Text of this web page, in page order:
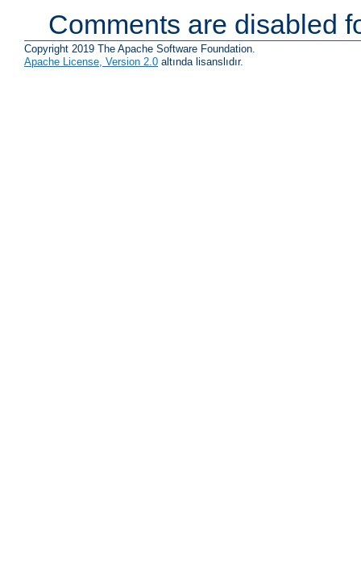
Comments are disabled
Copyright 2019 The Apache Software Foundation.
Apache License, Version 2.0 altında lisanslıdır.